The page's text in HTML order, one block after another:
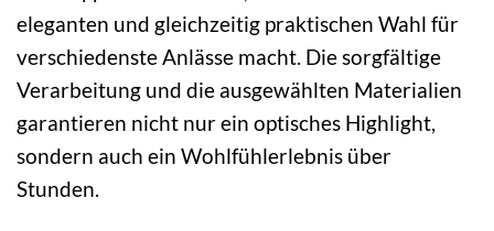
eleganten und gleichzeitig praktischen Wahl für
verschiedenste Anlässe macht. Die sorgfältige
Verarbeitung und die ausgewählten Materialien
garantieren nicht nur ein optisches Highlight,
sondern auch ein Wohlfühlerlebnis über
Stunden.